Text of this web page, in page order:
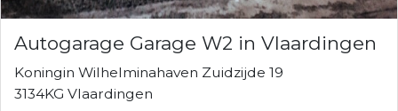
Autogarage Garage W2 in Vlaardingen
Koningin Wilhelminahaven Zuidzijde 19
3134KG Vlaardingen